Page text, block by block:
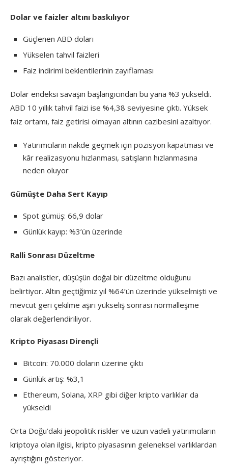
Dolar ve faizler altını baskılıyor
Güçlenen ABD doları
Yükselen tahvil faizleri
Faiz indirimi beklentilerinin zayıflaması
Dolar endeksi savaşın başlangıcından bu yana %3 yükseldi.
ABD 10 yıllık tahvil faizi ise %4,38 seviyesine çıktı. Yüksek
faiz ortamı, faiz getirisi olmayan altının cazibesini azaltıyor.
Yatırımcıların nakde geçmek için pozisyon kapatması ve
kâr realizasyonu hızlanması, satışların hızlanmasına
neden oluyor
Gümüşte Daha Sert Kayıp
Spot gümüş: 66,9 dolar
Günlük kayıp: %3’ün üzerinde
Ralli Sonrası Düzeltme
Bazı analistler, düşüşün doğal bir düzeltme olduğunu
belirtiyor. Altın geçtiğimiz yıl %64’ün üzerinde yükselmişti ve
mevcut geri çekilme aşırı yükseliş sonrası normalleşme
olarak değerlendiriliyor.
Kripto Piyasası Dirençli
Bitcoin: 70.000 doların üzerine çıktı
Günlük artış: %3,1
Ethereum, Solana, XRP gibi diğer kripto varlıklar da
yükseldi
Orta Doğu’daki jeopolitik riskler ve uzun vadeli yatırımcıların
kriptoya olan ilgisi, kripto piyasasının geleneksel varlıklardan
ayrıştığını gösteriyor.